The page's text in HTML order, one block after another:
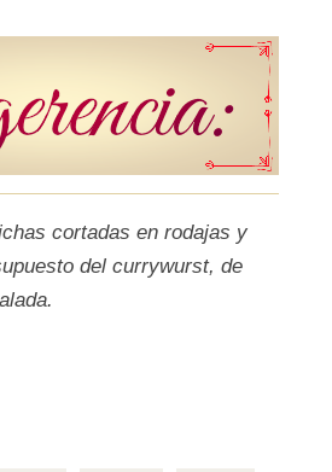
cortadas en rodajas y
del currywurst, de